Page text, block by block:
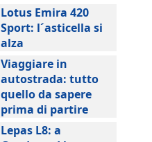
Lotus Emira 420
Sport: l´asticella si
alza
Viaggiare in
autostrada: tutto
quello da sapere
prima di partire
Lepas L8: a